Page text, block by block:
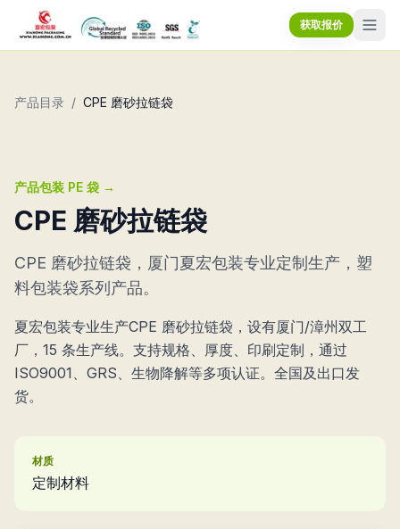
获取报价
产品目录 / CPE 磨砂拉链袋
产品包装 PE 袋 →
CPE 磨砂拉链袋
CPE 磨砂拉链袋，厦门夏宏包装专业定制生产，塑
料包装袋系列产品。
夏宏包装专业生产CPE 磨砂拉链袋，设有厦门/漳州双工
厂，15 条生产线。支持规格、厚度、印刷定制，通过
ISO9001、GRS、生物降解等多项认证。全国及出口发
货。
材质
定制材料